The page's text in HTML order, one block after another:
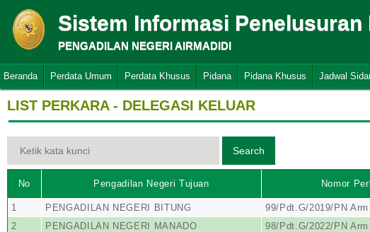
Sistem Informasi Penelusuran
PENGADILAN NEGERI AIRMADIDI
Beranda Perdata Umum Perdata Khusus Pidana Pidana Khusus Jadwal
LIST PERKARA - DELEGASI KELUAR
No Pengadilan Negeri Tujuan Nomor
1 PENGADILAN NEGERI BITUNG 99/Pdt.G/2019/PN Arm
2
PENGADILAN NEGERI MANADO 98/Pdt.G/2022/PN Arm